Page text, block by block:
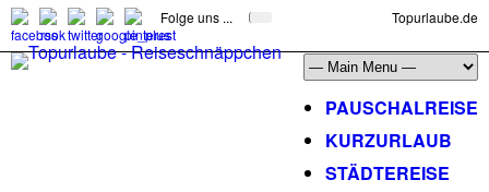
Folge uns ... Topurlaube.de
PAUSCHALREISE
KURZURLAUB
STÄDTEREISE